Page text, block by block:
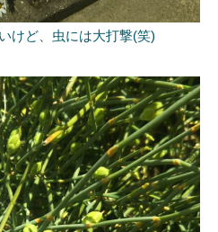
けど、虫には大打撃(笑)